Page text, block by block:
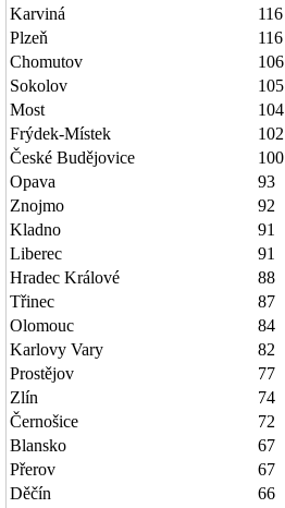
Karviná
116
Plzeň
116
Chomutov
106
Sokolov
105
Most
104
Frýdek-Místek
102
České Budějovice
100
Opava
93
Znojmo
92
Kladno
91
Liberec
91
Hradec Králové
88
Třinec
87
Olomouc
84
Karlovy Vary
82
Prostějov
77
Zlín
74
Černošice
72
Blansko
67
Přerov
67
Děčín
66